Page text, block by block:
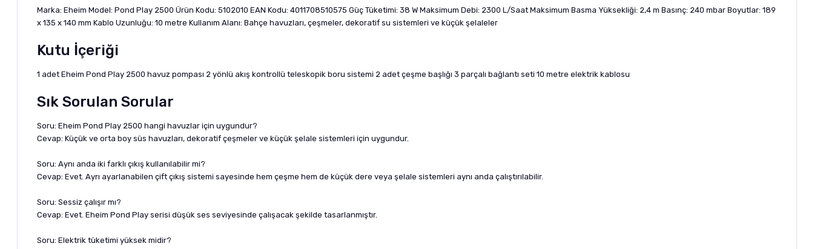
Marka: Eheim Model: Pond Play 2500 Ürün Kodu: 5102010 EAN Kodu: 4011708510575 Güç Tüketimi: 38 W Maksimum Debi: 2300 L/Saat Maksimum Basma Yüksekliği: 2,4 m Basınç: 240 mbar Boyutlar: 189
x 135 x 140 mm Kablo Uzunluğu: 10 metre Kullanım Alanı: Bahçe havuzları, çeşmeler, dekoratif su sistemleri ve küçük şelaleler
Kutu İçeriği
1 adet Eheim Pond Play 2500 havuz pompası 2 yönlü akış kontrollü teleskopik boru sistemi 2 adet çeşme başlığı 3 parçalı bağlantı seti 10 metre elektrik kablosu
Sık Sorulan Sorular
Soru: Eheim Pond Play 2500 hangi havuzlar için uygundur?
Cevap: Küçük ve orta boy süs havuzları, dekoratif çeşmeler ve küçük şelale sistemleri için uygundur.
Soru: Aynı anda iki farklı çıkış kullanılabilir mi?
Cevap: Evet. Ayrı ayarlanabilen çift çıkış sistemi sayesinde hem çeşme hem de küçük dere veya şelale sistemleri aynı anda çalıştırılabilir.
Soru: Sessiz çalışır mı?
Cevap: Evet. Eheim Pond Play serisi düşük ses seviyesinde çalışacak şekilde tasarlanmıştır.
Soru: Elektrik tüketimi yüksek midir?